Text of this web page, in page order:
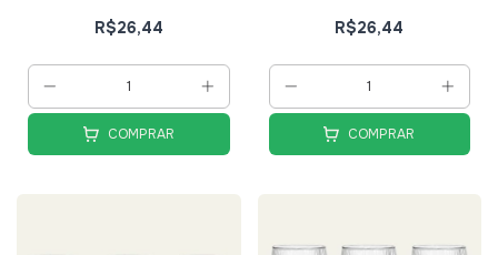
R$26,44
COMPRAR
R$26,44
COMPRAR